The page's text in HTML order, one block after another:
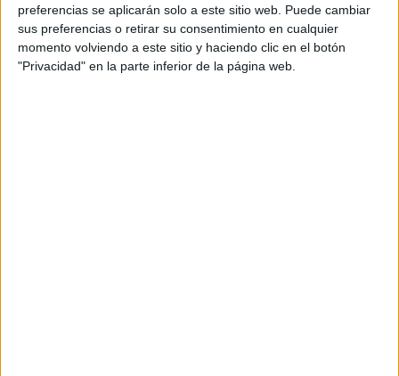
preferencias se aplicarán solo a este sitio web. Puede cambiar
sus preferencias o retirar su consentimiento en cualquier
momento volviendo a este sitio y haciendo clic en el botón
"Privacidad" en la parte inferior de la página web.
Términos y Condiciones de Uso
Aceptolos Términos y Condicionesde uso*